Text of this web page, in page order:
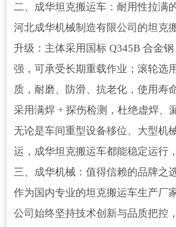
二、成华坦克搬运车：耐用性拉满
河北成华机械制造有限公司的坦克
升级：主体采用国标 Q345B 合金
强，可承受长期重载作业；滚轮选
质，耐磨、防滑、抗老化，使用寿
采用满焊 + 探伤检测，杜绝虚焊、
无论是车间重型设备移位、大型机
运，成华坦克搬运车都能稳定运行
三、成华机械：值得信赖的品牌之
作为国内专业的坦克搬运车生产厂
公司始终坚持技术创新与品质把控